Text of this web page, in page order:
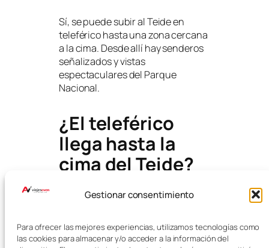
Gestionar consentimiento
Para ofrecer las mejores experiencias, utilizamos tecnologías como
las cookies para almacenar y/o acceder a la información del
Sí, se puede subir al Teide en
teleférico hasta una zona cercana
a la cima. Desde allí hay senderos
señalizados y vistas
espectaculares del Parque
Nacional.
¿El teleférico
llega hasta la
cima del Teide?
No. El teleférico no llega hasta la
punto más alto del Teide es
necesario solicitar un permiso